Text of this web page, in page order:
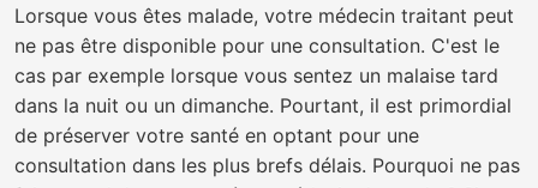
Lorsque vous êtes malade, votre médecin traitant peut
ne pas être disponible pour une consultation. C'est le
cas par exemple lorsque vous sentez un malaise tard
dans la nuit ou un dimanche. Pourtant, il est primordial
de préserver votre santé en optant pour une
consultation dans les plus brefs délais. Pourquoi ne pas